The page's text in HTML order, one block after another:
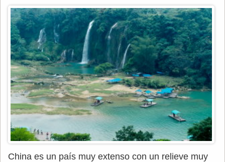
China es un país muy extenso con un relieve muy